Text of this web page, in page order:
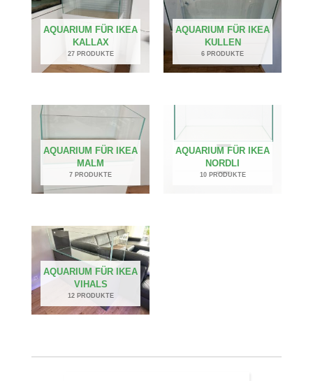
AQUARIUM FÜR IKEA
KALLAX
27 PRODUKTE
AQUARIUM FÜR IKEA
KULLEN
6 PRODUKTE
AQUARIUM FÜR IKEA
MALM
7 PRODUKTE
AQUARIUM FÜR IKEA
NORDLI
10 PRODUKTE
AQUARIUM FÜR IKEA
VIHALS
12 PRODUKTE